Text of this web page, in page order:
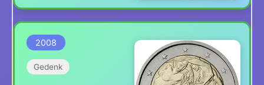
2008
Gedenk